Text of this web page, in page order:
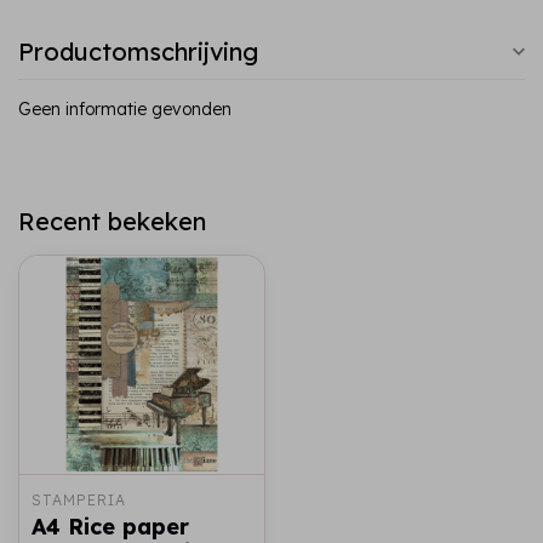
Productomschrijving
Geen informatie gevonden
Recent bekeken
STAMPERIA
A4 Rice paper